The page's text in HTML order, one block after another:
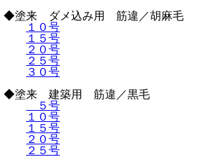
◆塗来 ダメ込み用 筋違／胡麻毛
１０号
１５号
２０号
２５号
３０号
◆塗来 建築用 筋違／黒毛
５号
１０号
１５号
２０号
２５号